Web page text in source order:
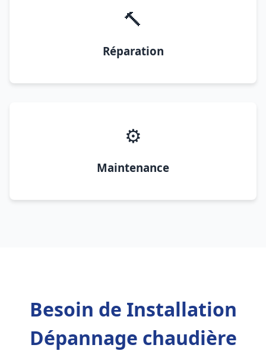
🔨
Réparation
⚙️
Maintenance
Besoin de Installation
Dépannage chaudière